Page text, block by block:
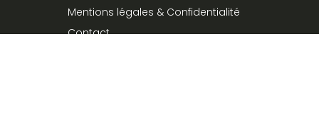
Mentions légales & Confidentialité
Contact